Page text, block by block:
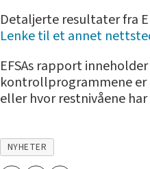
Detaljerte resultater fra
Lenke til et annet
EFSAs rapport
kontrollprogrammene er
eller hvor restnivåene
NYHETER